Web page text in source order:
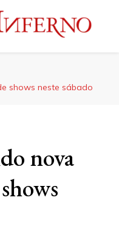
shows neste sábado
nova